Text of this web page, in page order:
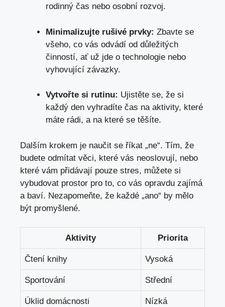
rodinný čas nebo osobní rozvoj.
Minimalizujte rušivé prvky: Zbavte se
všeho, co vás odvádí od důležitých
činností, ať už jde o technologie nebo
vyhovující závazky.
Vytvořte si rutinu: Ujistěte se, že si
každý den vyhradíte čas na aktivity, které
máte rádi, a na které se těšíte.
Dalším krokem je naučit se říkat „ne“. Tím, že
budete odmítat věci, které vás neoslovují, nebo
které vám přidávají pouze stres, můžete si
vybudovat prostor pro to, co vás opravdu zajímá
a baví. Nezapomeňte, že každé „ano“ by mělo
být promyšlené.
Aktivity Priorita
Čtení knihy Vysoká
Sportování Střední
Úklid domácnosti Nízká